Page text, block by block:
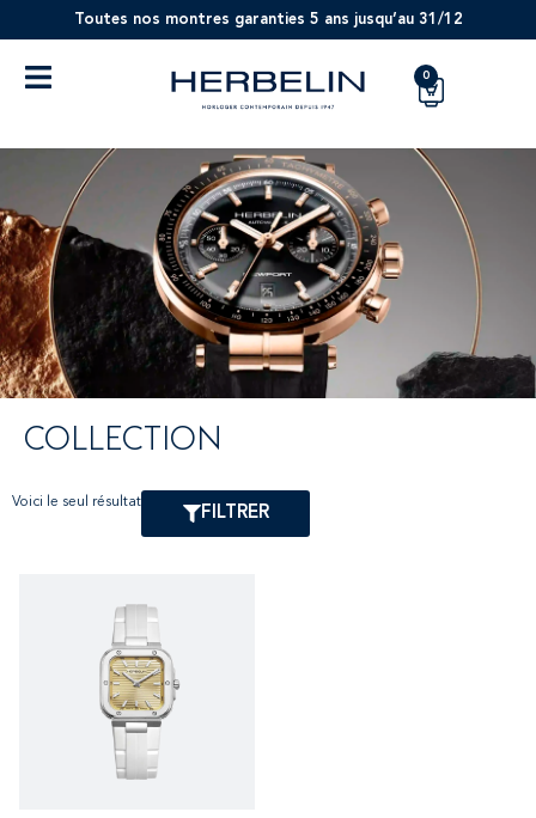
Toutes nos montres garanties 5 ans jusqu’au 31/12
0
COLLECTION
Voici le seul résultat
FILTRER